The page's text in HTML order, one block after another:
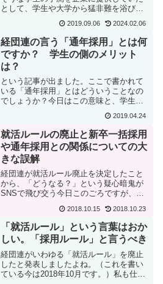
として、学生や大学から猛非難を浴びて
は、皆さんご承知の通りです。今日はこ
の話題について私が思ったことを書いて
みたいと思います。まず、...
2019.09.06 2024.02.06
経団連の言う「通年採用」とは何
ですか？ 学生の側のメリット
は？
という記事が出ました。ここで書かれて
いる「通年採用」とはどういうことなの
でしょうか？今日はこの意味と、学生の
皆さんが就活するにあたって今後どう変
わってくるのか？という話をしたいと思
います。「通年採用」ならいつでも応募
できるようになる「通年採...
2019.04.24
就活ルールの廃止と新卒一括採用
や通年採用との関係についての大
きな誤解
経団連が就活ルール廃止を決定したこと
から、「どうなる？」という疑心暗鬼が
SNSで飛び交う今日このごろですが、ち
にします。就活ルールが廃止になるから
といって、新卒一括採用がなくなるわけ
ではありません。全部の...
2018.10.15 2018.10.23
「就活ルール」という言葉はおか
しい。「採用ルール」と言うべき
経団連がいわゆる「就活ルール」を廃止
したと発表しましたよね。（これを書い
ている今は2018年10月です。）私も仕事